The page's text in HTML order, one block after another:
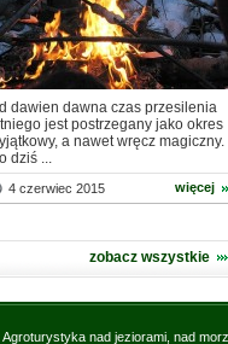
dawien dawna czas przesilenia
jest postrzegany jako okres
a nawet wręcz magiczny.
dziś ...
4 czerwiec 2015 więcej
zobacz wszystkie
Agroturystyka nad jeziorami, nad